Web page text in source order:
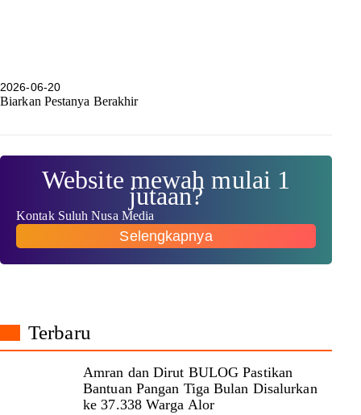
2026-06-20
Biarkan Pestanya Berakhir
Website mewah mulai 1
jutaan?
Kontak Suluh Nusa Media
Selengkapnya
Terbaru
Amran dan Dirut BULOG Pastikan
Bantuan Pangan Tiga Bulan Disalurkan
ke 37.338 Warga Alor